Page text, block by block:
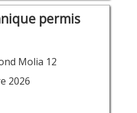
permis
Molia 12
2026